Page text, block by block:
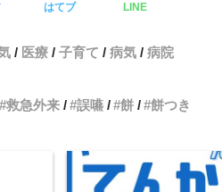
L
i
はてブ LINE
医療 子育て 病気
病院
救急外来 誤嚥 餅 餅つき